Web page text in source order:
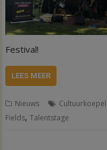
Festival!
LEES MEER
Nieuws
Fields,Talentstage